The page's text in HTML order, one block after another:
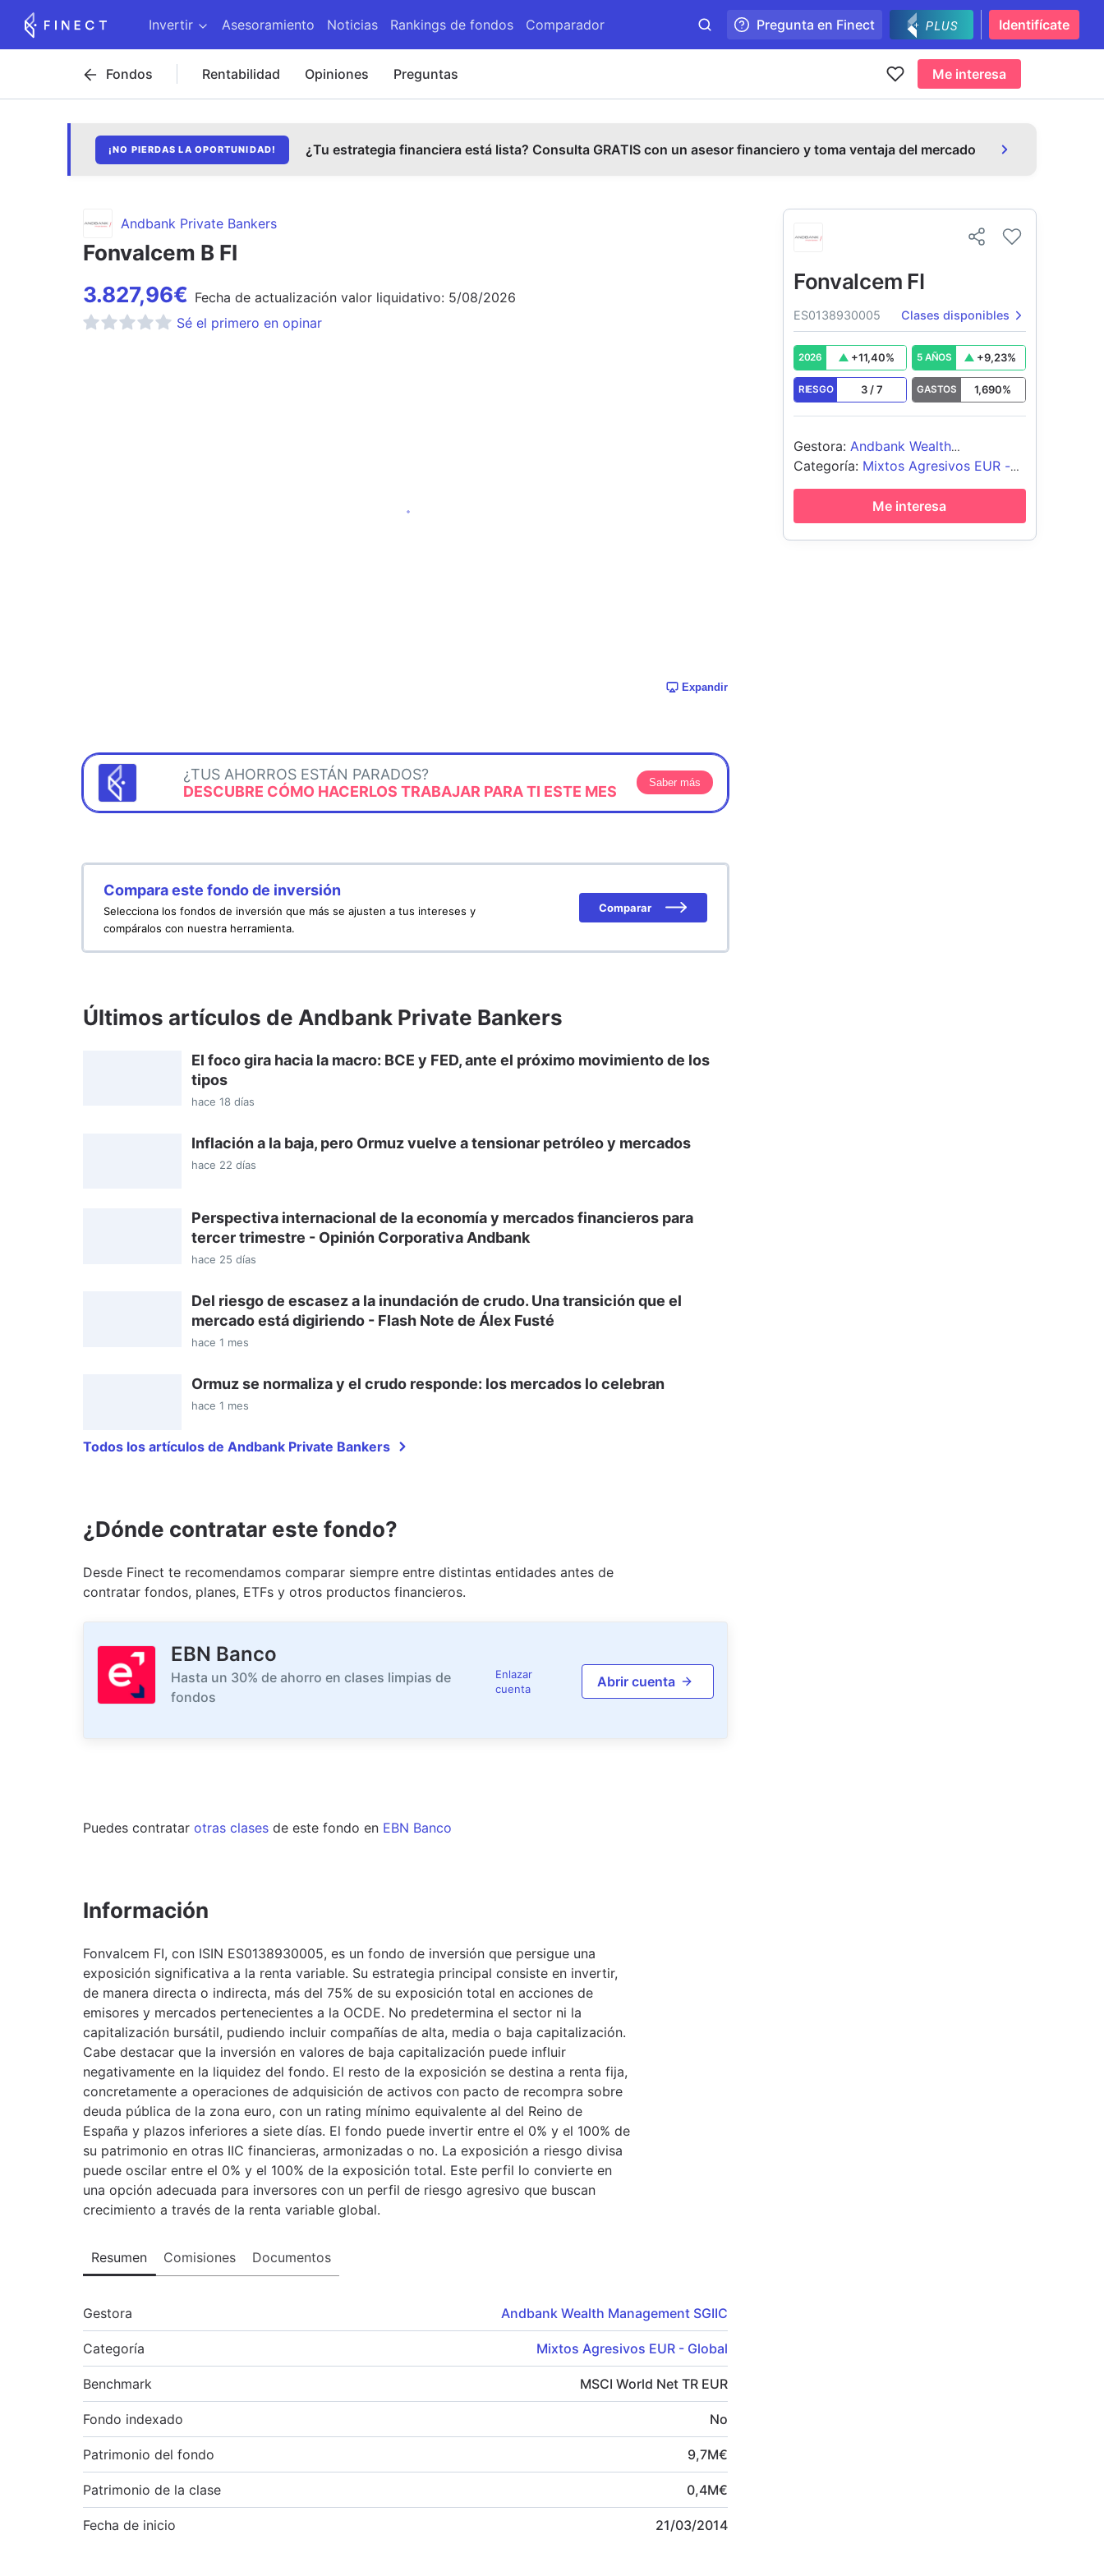
Invertir Asesoramiento Noticias Rankings de fondos Comparador Pregunta en Finect Identifícate
Fondos Rentabilidad Opiniones Preguntas Me interesa
¡NO PIERDAS LA OPORTUNIDAD! ¿Tu estrategia financiera está lista? Consulta GRATIS con un asesor financiero y toma ventaja del mercado
Andbank Private Bankers
Fonvalcem B FI
3.827,96€ Fecha de actualización valor liquidativo: 5/08/2026
Sé el primero en opinar
Expandir
¿TUS AHORROS ESTÁN PARADOS?
DESCUBRE CÓMO HACERLOS TRABAJAR PARA TI ESTE MES
Saber más
Compara este fondo de inversión
Selecciona los fondos de inversión que más se ajusten a tus intereses y
compáralos con nuestra herramienta.
Comparar
Últimos artículos de Andbank Private Bankers
El foco gira hacia la macro: BCE y FED, ante el próximo movimiento de los
tipos
hace 18 días
Inflación a la baja, pero Ormuz vuelve a tensionar petróleo y mercados
hace 22 días
Perspectiva internacional de la economía y mercados financieros para
tercer trimestre - Opinión Corporativa Andbank
hace 25 días
Del riesgo de escasez a la inundación de crudo. Una transición que el
mercado está digiriendo - Flash Note de Álex Fusté
hace 1 mes
Ormuz se normaliza y el crudo responde: los mercados lo celebran
hace 1 mes
Todos los artículos de Andbank Private Bankers
¿Dónde contratar este fondo?
Desde Finect te recomendamos comparar siempre entre distintas entidades antes de
contratar fondos, planes, ETFs y otros productos financieros.
EBN Banco
Hasta un 30% de ahorro en clases limpias de
fondos
Enlazar
cuenta
Abrir cuenta
Puedes contratar otras clases de este fondo en EBN Banco
Información
Fonvalcem FI, con ISIN ES0138930005, es un fondo de inversión que persigue una
exposición significativa a la renta variable. Su estrategia principal consiste en invertir,
de manera directa o indirecta, más del 75% de su exposición total en acciones de
emisores y mercados pertenecientes a la OCDE. No predetermina el sector ni la
capitalización bursátil, pudiendo incluir compañías de alta, media o baja capitalización.
Cabe destacar que la inversión en valores de baja capitalización puede influir
negativamente en la liquidez del fondo. El resto de la exposición se destina a renta fija,
concretamente a operaciones de adquisición de activos con pacto de recompra sobre
deuda pública de la zona euro, con un rating mínimo equivalente al del Reino de
España y plazos inferiores a siete días. El fondo puede invertir entre el 0% y el 100% de
su patrimonio en otras IIC financieras, armonizadas o no. La exposición a riesgo divisa
puede oscilar entre el 0% y el 100% de la exposición total. Este perfil lo convierte en
una opción adecuada para inversores con un perfil de riesgo agresivo que buscan
crecimiento a través de la renta variable global.
Resumen Comisiones Documentos
Gestora Andbank Wealth Management SGIIC
Categoría Mixtos Agresivos EUR - Global
Benchmark MSCI World Net TR EUR
Fondo indexado No
Patrimonio del fondo 9,7M€
Patrimonio de la clase 0,4M€
Fecha de inicio 21/03/2014
Fonvalcem FI
ES0138930005 Clases disponibles
2026 +11,40% 5 AÑOS +9,23%
RIESGO 3/7 GASTOS 1,690%
Gestora: Andbank Wealth
Management SGIIC
Categoría: Mixtos Agresivos EUR -
Global
Me interesa